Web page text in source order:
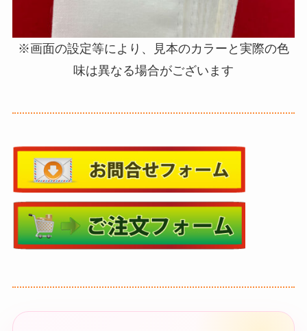
※画面の設定等により、見本のカラーと実際の色
味は異なる場合がございます